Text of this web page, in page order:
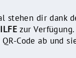
stehen dir dank
zur
Code ab und